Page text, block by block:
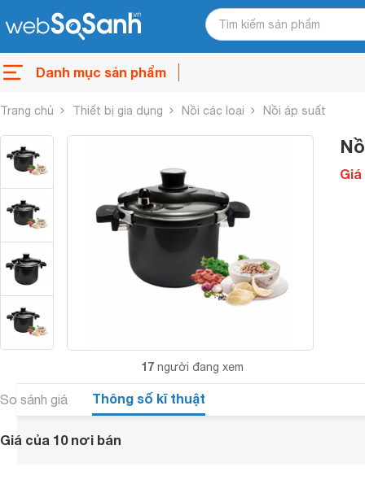
Danh mục sản phẩm
Trang chủ Thiết bị gia dụng Nồi các loại Nồi áp suất
17 người đang xem
Giá
So sánh giá Thông số kĩ thuật
Giá của 10 nơi bán